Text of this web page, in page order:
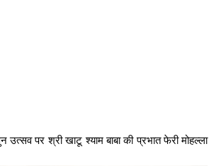
उत्सव पर श्री खाटू श्याम बाबा की प्रभात फेरी मोहल्ला